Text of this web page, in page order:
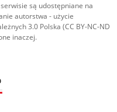
są udostępniane na
autorstwa - użycie
3.0 Polska (CC BY-NC-ND
inaczej.